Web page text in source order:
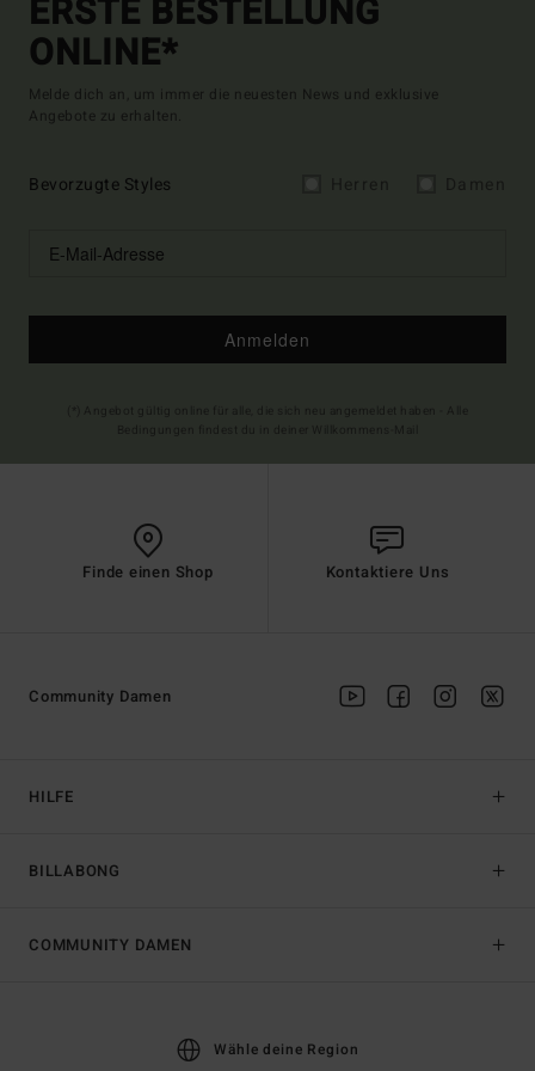
ERSTE BESTELLUNG
ONLINE*
Melde dich an, um immer die neuesten News und exklusive
Angebote zu erhalten.
Bevorzugte Styles
Anmelden
Finde einen Shop Kontaktiere Uns
HILFE
BILLABONG
Community Damen
COMMUNITY DAMEN
Wähle deine Region